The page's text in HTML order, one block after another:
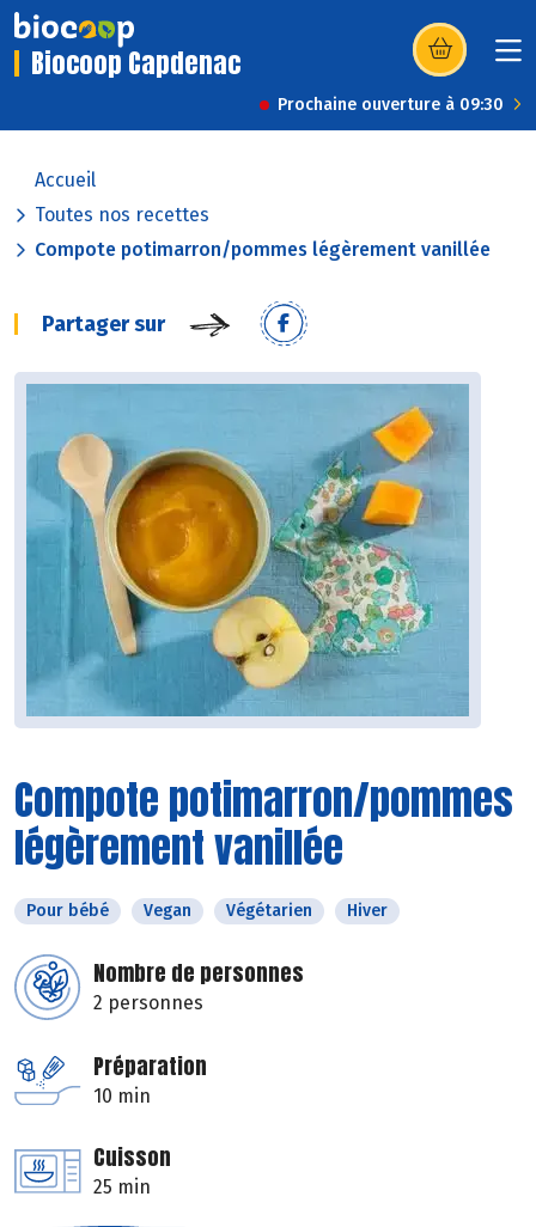
Biocoop Capdenac (s’ouvre dans
Prochaine ouverture à 09:30
Accueil
Toutes nos recettes
Compote potimarron/pommes légèrement vanillée
Partager sur
Compote potimarron/pommes
légèrement vanillée
Pour bébé Vegan Végétarien Hiver
Nombre de personnes
2 personnes
Préparation
10 min
Cuisson
25 min